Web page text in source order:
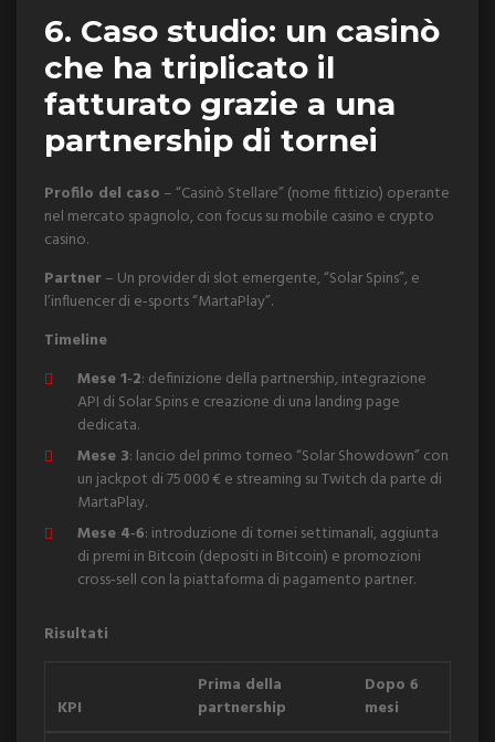
6. Caso studio: un casinò
che ha triplicato il
fatturato grazie a una
partnership di tornei
Profilo del caso – “Casinò Stellare” (nome fittizio) operante
nel mercato spagnolo, con focus su mobile casino e crypto
casino.
Partner– Un provider di slot emergente, “Solar Spins”, e
l’influencer di e‑sports “MartaPlay”.
Timeline
Mese 1‑2: definizione della partnership, integrazione
API di Solar Spins e creazione di una landing page
dedicata.
Mese 3: lancio del primo torneo “Solar Showdown” con
un jackpot di 75 000 € e streaming su Twitch da parte di
MartaPlay.
Mese 4‑6: introduzione di tornei settimanali, aggiunta
di premi in Bitcoin (depositi in Bitcoin) e promozioni
cross‑sell con la piattaforma di pagamento partner.
Risultati
KPI
Prima della
partnership
Dopo 6
mesi